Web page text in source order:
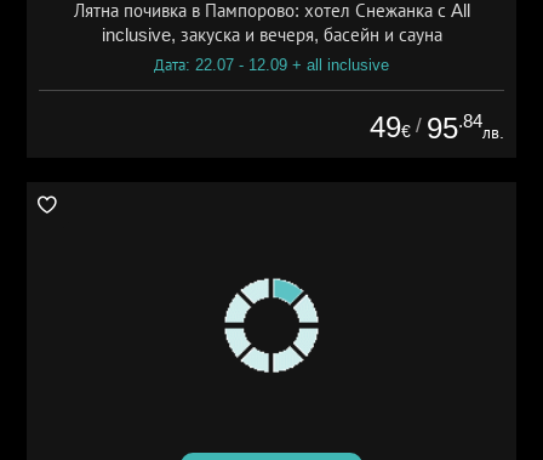
Лятна почивка в Пампорово: хотел Снежанка с All
inclusive, закуска и вечеря, басейн и сауна
Дата: 22.07 - 12.09 + all inclusive
49€ / 95.84
лв.